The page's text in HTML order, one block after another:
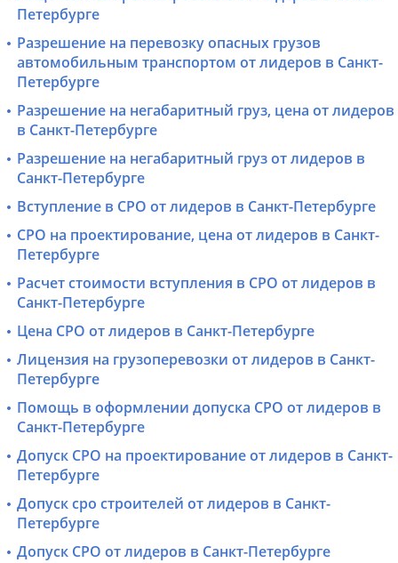
Петербурге
Разрешение на перевозку опасных грузов
автомобильным транспортом от лидеров в Санкт-
Петербурге
Разрешение на негабаритный груз, цена от лидеров
в Санкт-Петербурге
Разрешение на негабаритный груз от лидеров в
Санкт-Петербурге
Вступление в СРО от лидеров в Санкт-Петербурге
СРО на проектирование, цена от лидеров в Санкт-
Петербурге
Расчет стоимости вступления в СРО от лидеров в
Санкт-Петербурге
Цена СРО от лидеров в Санкт-Петербурге
Лицензия на грузоперевозки от лидеров в Санкт-
Петербурге
Помощь в оформлении допуска СРО от лидеров в
Санкт-Петербурге
Допуск СРО на проектирование от лидеров в Санкт-
Петербурге
Допуск сро строителей от лидеров в Санкт-
Петербурге
Допуск СРО от лидеров в Санкт-Петербурге